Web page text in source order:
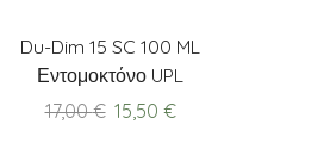
Du-Dim 15 SC 100 ML
Εντομοκτόνο UPL
17,00€ Original
15,50 €Current